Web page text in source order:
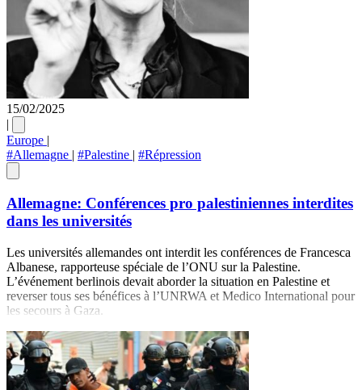
15/02/2025
|
Europe |
#Allemagne | #Palestine | #Répression
Allemagne: Conférences pro palestiniennes interdites
dans les universités
Les universités allemandes ont interdit les conférences de Francesca
Albanese, rapporteuse spéciale de l’ONU sur la Palestine.
L’événement berlinois devait aborder la situation en Palestine et
reverser tous ses bénéfices à l’UNRWA et Medico International pour
les secours à Gaza.